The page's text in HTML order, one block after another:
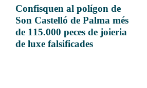
Confisquen al polígon de
Son Castelló de Palma més
de 115.000 peces de joieria
de luxe falsificades